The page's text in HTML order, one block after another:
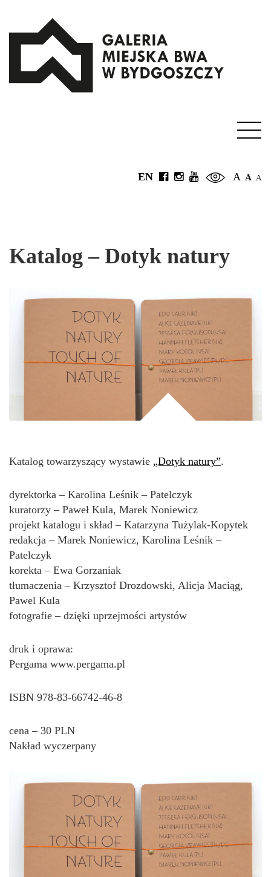
A A A
EN
Katalog – Dotyk natury
Katalog towarzyszący wystawie „Dotyk natury”.
dyrektorka – Karolina Leśnik – Patelczyk
kuratorzy – Paweł Kula, Marek Noniewicz
projekt katalogu i skład – Katarzyna Tużylak-Kopytek
redakcja – Marek Noniewicz, Karolina Leśnik –
Patelczyk
korekta – Ewa Gorzaniak
tłumaczenia – Krzysztof Drozdowski, Alicja Maciąg,
Pawel Kula
fotografie – dzięki uprzejmości artystów
druk i oprawa:
Pergama www.pergama.pl
ISBN 978-83-66742-46-8
cena – 30 PLN
Nakład wyczerpany